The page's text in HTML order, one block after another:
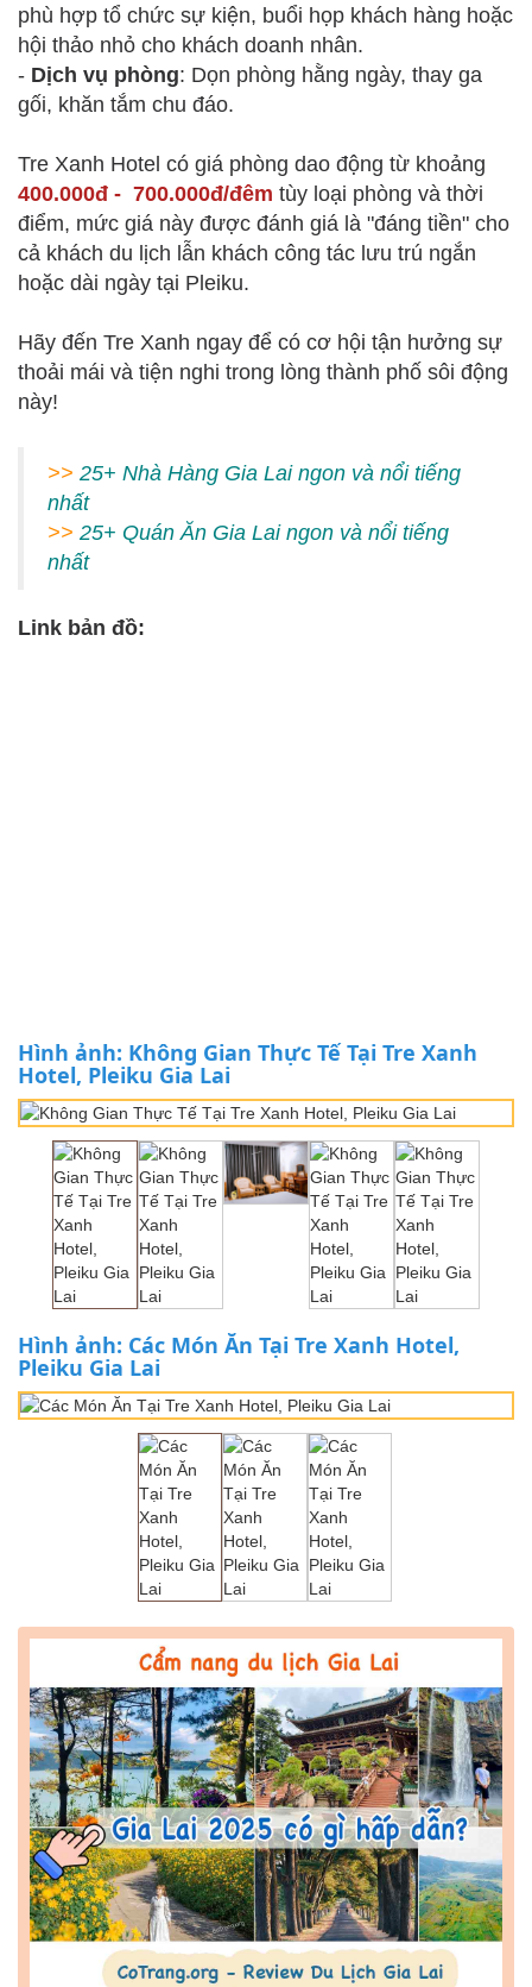
phù hợp tổ chức sự kiện, buổi họp khách hàng hoặc
hội thảo nhỏ cho khách doanh nhân.
- Dịch vụ phòng: Dọn phòng hằng ngày, thay ga
gối, khăn tắm chu đáo.
Tre Xanh Hotel có giá phòng dao động từ khoảng
400.000đ - 700.000đ/đêm tùy loại phòng và thời
điểm, mức giá này được đánh giá là "đáng tiền" cho
cả khách du lịch lẫn khách công tác lưu trú ngắn
hoặc dài ngày tại Pleiku.
Hãy đến Tre Xanh ngay để có cơ hội tận hưởng sự
thoải mái và tiện nghi trong lòng thành phố sôi động
này!
>> 25+ Nhà Hàng Gia Lai ngon và nổi tiếng
nhất
>> 25+ Quán Ăn Gia Lai ngon và nổi tiếng
nhất
Link bản đồ:
Hình ảnh: Không Gian Thực Tế Tại Tre Xanh
Hotel, Pleiku Gia Lai
Hình ảnh: Các Món Ăn Tại Tre Xanh Hotel,
Pleiku Gia Lai